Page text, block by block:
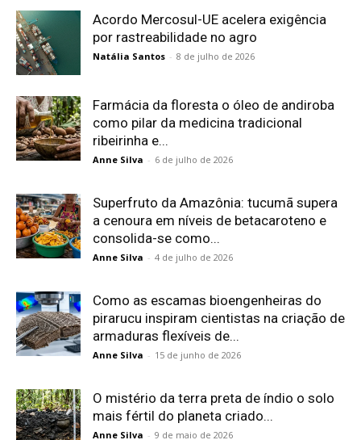
Acordo Mercosul-UE acelera exigência
por rastreabilidade no agro
Natália Santos - 8 de julho de 2026
Farmácia da floresta o óleo de andiroba
como pilar da medicina tradicional
ribeirinha e...
Anne Silva - 6 de julho de 2026
Superfruto da Amazônia: tucumã supera
a cenoura em níveis de betacaroteno e
consolida-se como...
Anne Silva - 4 de julho de 2026
Como as escamas bioengenheiras do
pirarucu inspiram cientistas na criação de
armaduras flexíveis de...
Anne Silva - 15 de junho de 2026
O mistério da terra preta de índio o solo
mais fértil do planeta criado...
Anne Silva - 9 de maio de 2026